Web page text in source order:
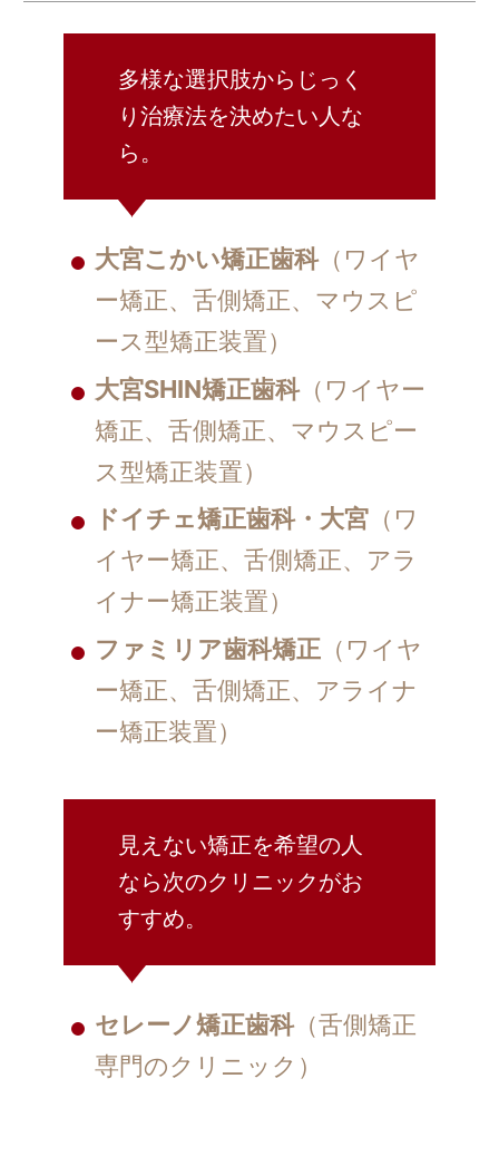
多様な選択肢からじっく
り治療法を決めたい人な
ら。
大宮こかい矯正歯科（ワイヤ
ー矯正、舌側矯正、マウスピ
ース型矯正装置）
大宮SHIN矯正歯科（ワイヤー
矯正、舌側矯正、マウスピー
ス型矯正装置）
ドイチェ矯正歯科・大宮 （ワ
イヤー矯正、舌側矯正、アラ
イナー矯正装置）
ファミリア歯科矯正 （ワイヤ
ー矯正、舌側矯正、アライナ
ー矯正装置）
見えない矯正を希望の人
なら次のクリニックがお
すすめ。
セレーノ矯正歯科（舌側矯正
専門のクリニック）